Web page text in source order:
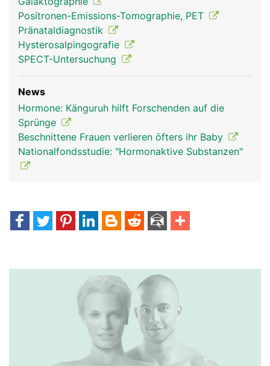
Positronen-Emissions-Tomographie, PET
Pränataldiagnostik
Hysterosalpingografie
SPECT-Untersuchung
News
Hormone: Känguruh hilft Forschenden auf die
Sprünge
Beschnittene Frauen verlieren öfters ihr Baby
Nationalfondsstudie: "Hormonaktive Substanzen"